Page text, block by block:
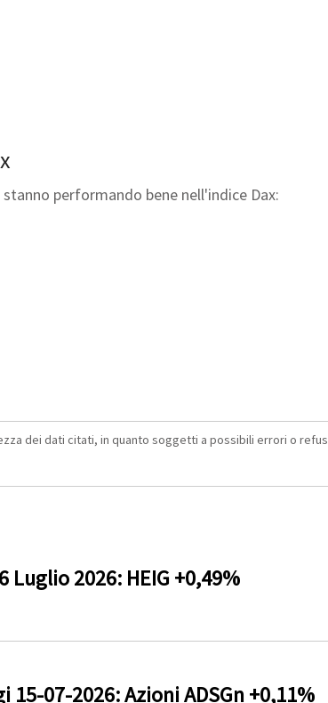
performando bene nell'indice Dax:
dei dati citati, in quanto soggetti a possibili errori o
Luglio 2026: HEIG +0,49%
15-07-2026: Azioni ADSGn +0,11%